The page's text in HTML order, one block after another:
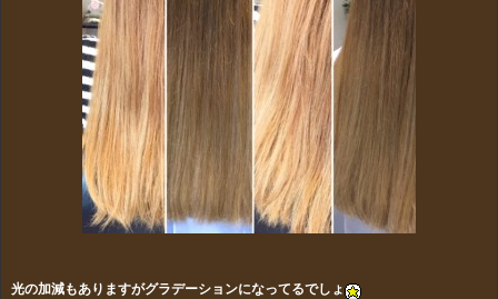
光の加減もありますがグラデーションになってるでしょ